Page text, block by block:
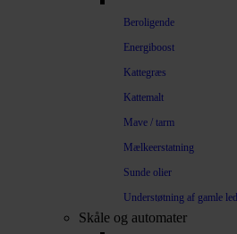
Beroligende
Energiboost
Kattegræs
Kattemalt
Mave / tarm
Mælkeerstatning
Sunde olier
Understøtning af gamle led
Skåle og automater